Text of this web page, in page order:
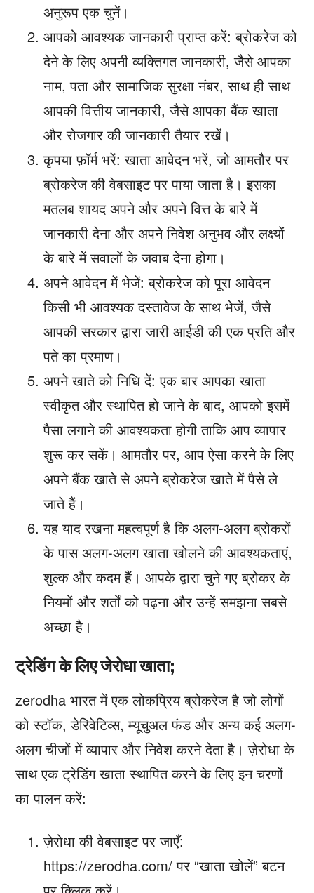
अनुरूप एक चुनें।
आपको आवश्यक जानकारी प्राप्त करें: ब्रोकरेज को
देने के लिए अपनी व्यक्तिगत जानकारी, जैसे आपका
नाम, पता और सामाजिक सुरक्षा नंबर, साथ ही साथ
आपकी वित्तीय जानकारी, जैसे आपका बैंक खाता
और रोजगार की जानकारी तैयार रखें।
कृपया फ़ॉर्म भरें: खाता आवेदन भरें, जो आमतौर पर
ब्रोकरेज की वेबसाइट पर पाया जाता है। इसका
मतलब शायद अपने और अपने वित्त के बारे में
जानकारी देना और अपने निवेश अनुभव और लक्ष्यों
के बारे में सवालों के जवाब देना होगा।
अपने आवेदन में भेजें: ब्रोकरेज को पूरा आवेदन
किसी भी आवश्यक दस्तावेज के साथ भेजें, जैसे
आपकी सरकार द्वारा जारी आईडी की एक प्रति और
पते का प्रमाण।
अपने खाते को निधि दें: एक बार आपका खाता
स्वीकृत और स्थापित हो जाने के बाद, आपको इसमें
पैसा लगाने की आवश्यकता होगी ताकि आप व्यापार
शुरू कर सकें। आमतौर पर, आप ऐसा करने के लिए
अपने बैंक खाते से अपने ब्रोकरेज खाते में पैसे ले
जाते हैं।
यह याद रखना महत्वपूर्ण है कि अलग-अलग ब्रोकरों
के पास अलग-अलग खाता खोलने की आवश्यकताएं,
शुल्क और कदम हैं। आपके द्वारा चुने गए ब्रोकर के
नियमों और शर्तों को पढ़ना और उन्हें समझना सबसे
अच्छा है।
ट्रेडिंग के लिए जेरोधा खाता;
zerodha भारत में एक लोकप्रिय ब्रोकरेज है जो लोगों
को स्टॉक, डेरिवेटिव्स, म्यूचुअल फंड और अन्य कई अलग-
अलग चीजों में व्यापार और निवेश करने देता है। ज़ेरोधा के
साथ एक ट्रेडिंग खाता स्थापित करने के लिए इन चरणों
का पालन करें:
ज़ेरोधा की वेबसाइट पर जाएँ:
https://zerodha.com/ पर “खाता खोलें” बटन